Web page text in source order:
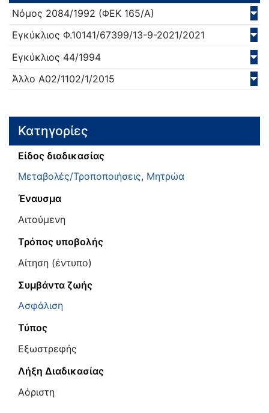
Νόμος 2084/1992 (ΦΕΚ 165/Α)
Εγκύκλιος Φ.10141/67399/13-9-2021/2021
Εγκύκλιος 44/1994
Άλλο A02/1102/1/2015
Κατηγορίες
Είδος διαδικασίας
Μεταβολές/Τροποποιήσεις, Μητρώα
Έναυσμα
Αιτούμενη
Τρόπος υποβολής
Αίτηση (έντυπο)
Συμβάντα ζωής
Ασφάλιση
Τύπος
Εξωστρεφής
Λήξη Διαδικασίας
Αόριστη